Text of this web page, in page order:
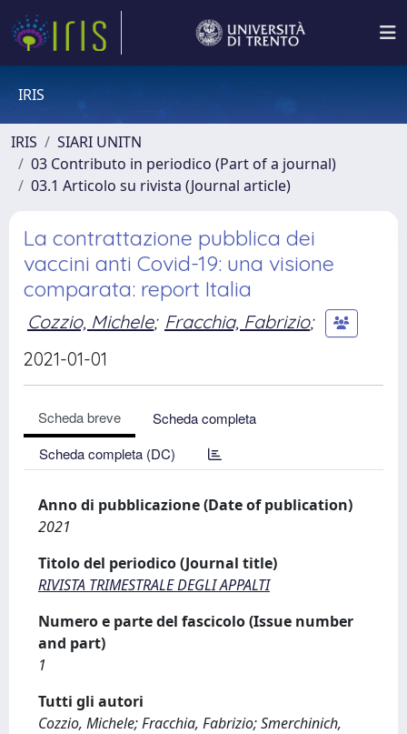
IRIS
IRIS
SIARI UNITN
03 Contributo in periodico (Part of a journal)
03.1 Articolo su rivista (Journal article)
La contrattazione pubblica dei
vaccini anti Covid-19: una visione
comparata: report Italia
Cozzio, Michele; Fracchia, Fabrizio;
2021-01-01
Scheda breve
Scheda completa
Scheda completa (DC)
Anno di pubblicazione (Date of publication)
2021
Titolo del periodico (Journal title)
RIVISTA TRIMESTRALE DEGLI APPALTI
Numero e parte del fascicolo (Issue number
and part)
1
Tutti gli autori
Cozzio, Michele; Fracchia, Fabrizio; Smerchinich,